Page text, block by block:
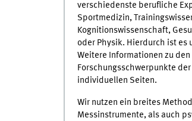
verschiedenste berufliche
Sportmedizin,
Kognitionswissenschaft,
oder Physik. Hierdurch ist es
Weitere Informationen zu
Forschungsschwerpunkte
individuellen Seiten.
Wir nutzen ein breites
Messinstrumente, als auch